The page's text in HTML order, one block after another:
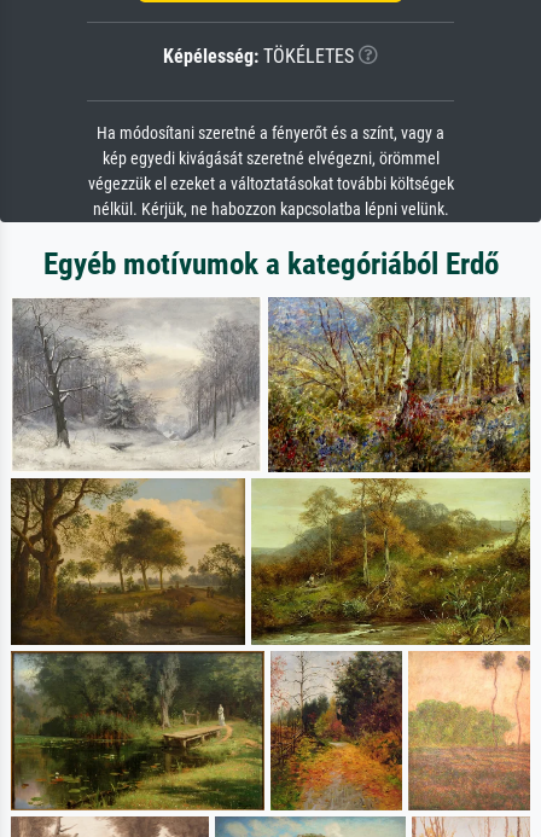
Képélesség: TÖKÉLETES
Ha módosítani szeretné a fényerőt és a színt, vagy a
kép egyedi kivágását szeretné elvégezni, örömmel
végezzük el ezeket a változtatásokat további költségek
nélkül. Kérjük, ne habozzon kapcsolatba lépni velünk.
Egyéb motívumok a kategóriából Erdő